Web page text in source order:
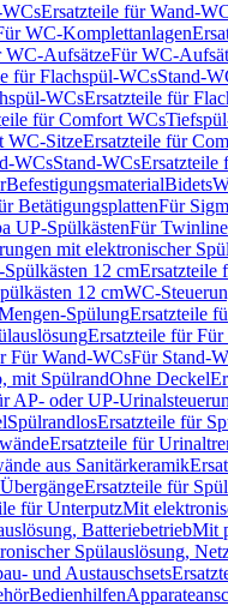
Ersatzteile für Wand-
WC-Komplettanlagen
WC-AufsätzeFür WC-
für Flachspül-WCsStand-
WCsErsatzteile für
für Comfort WCs
WC-SitzeErsatzteile für
WCsStand-WCsErsatzteile
BefestigungsmaterialBidets
BetätigungsplattenFür
UP-SpülkästenFür
mit elektronischer
12 cmErsatzteile
12 cmWC-
SpülungErsatzteile
Ersatzteile für
Für Wand-WCsFür Stand-
mit SpülrandOhne Deckel
AP- oder UP-
SpülrandlosErsatzteile für
Ersatzteile für
aus Sanitärkeramik
Ersatzteile für
für UnterputzMit
BatteriebetriebMit
Spülauslösung,
und Austauschsets
Bedienhilfen